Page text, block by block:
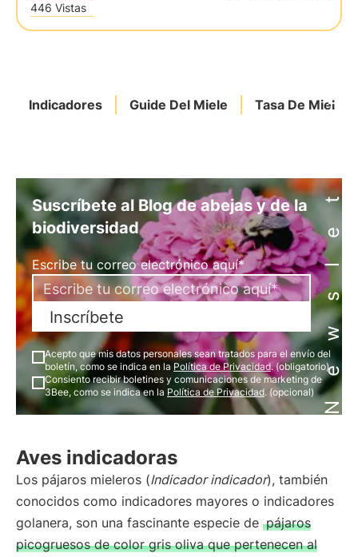
446 Vistas
Indicadores Guide Del Miele Tasa De Miel
Newsletter
Suscríbete al Blog de abejas y de la
biodiversidad
Escribe tu correo electrónico aquí*
Inscríbete
Acepto que mis datos personales sean tratados para el envío del
boletín, como se indica en la Política de Privacidad. (obligatorio)
Consiento recibir boletines y comunicaciones de marketing de
3Bee, como se indica en la Política de Privacidad. (opcional)
Aves indicadoras
Los pájaros mieleros (Indicador indicador), también
conocidos como indicadores mayores o indicadores
golanera, son una fascinante especie de pájaros
picogruesos de color gris oliva que pertenecen al